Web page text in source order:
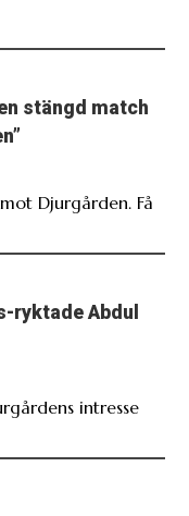
stängd match
Djurgården. Få
ryktade Abdul
intresse